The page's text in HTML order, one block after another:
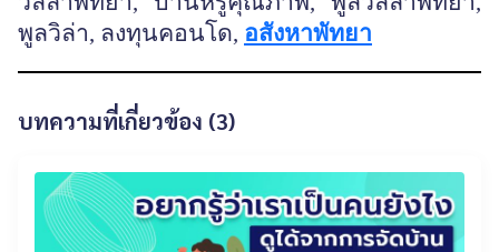
พูลวิล่า, ลงทุนคอนโด, อสังหาพัทยา
บทความที่เกี่ยวข้อง (3)